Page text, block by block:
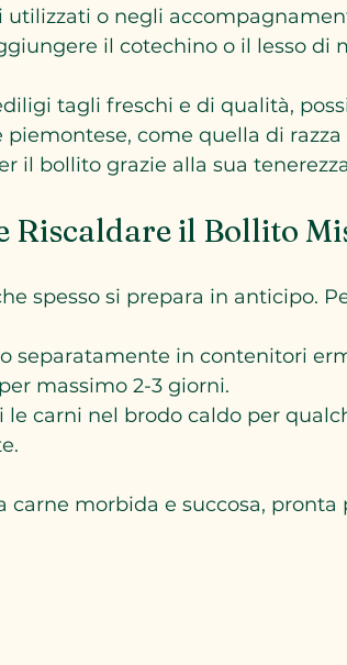
o negli
il cotechino o il lesso di
tagli freschi e di qualità,
come quella di razza
il bollito grazie alla sua
Riscaldare il Bollito
spesso si prepara in anticipo.
separatamente in contenitori
massimo 2-3 giorni.
le carni nel brodo caldo per
morbida e succosa, pronta